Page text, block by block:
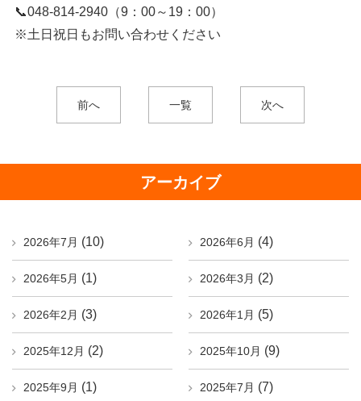
📞048-814-2940（9：00～19：00）
※土日祝日もお問い合わせください
前へ 一覧 次へ
アーカイブ
2026年7月 (10) 2026年6月 (4)
2026年5月 (1) 2026年3月 (2)
2026年2月 (3) 2026年1月 (5)
2025年12月 (2) 2025年10月 (9)
2025年9月 (1) 2025年7月 (7)